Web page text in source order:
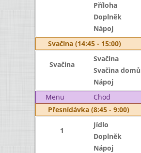
Příloha
Doplněk
Nápoj
Svačina (14:45 - 15:00)
Svačina
Svačina
Svačina domů
Nápoj
Menu
Chod
Přesnídávka (8:45 - 9:00)
1
Jídlo
Doplněk
Nápoj